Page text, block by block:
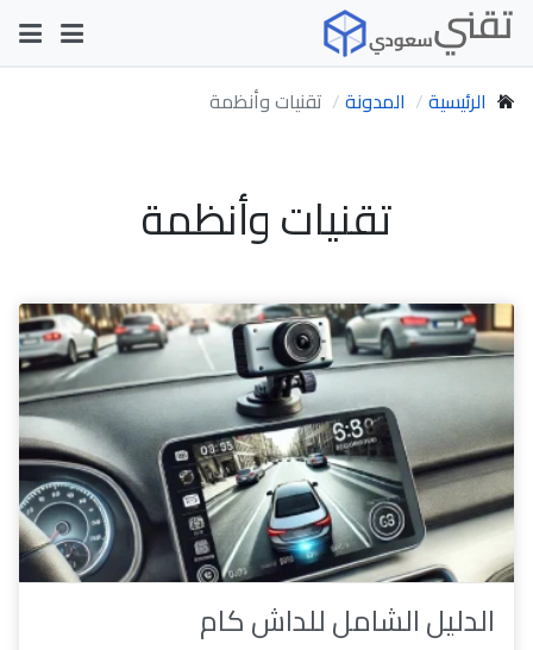
الرئيسية المدونة تقنيات وأنظمة
تقنيات وأنظمة
الدليل الشامل للداش كام